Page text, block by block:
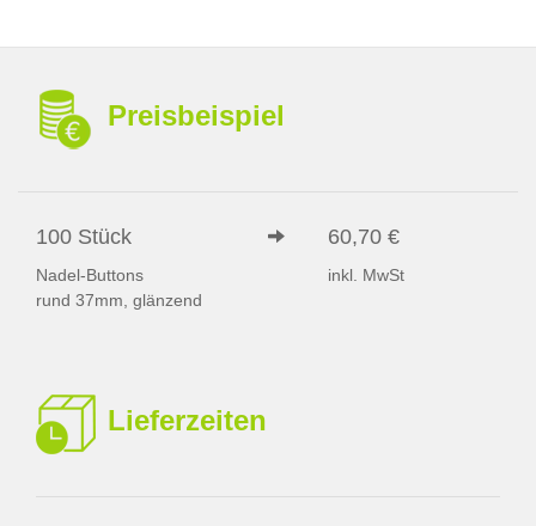
Preisbeispiel
100 Stück
Nadel-Buttons
rund 37mm, glänzend
60,70 €
inkl. MwSt
Lieferzeiten